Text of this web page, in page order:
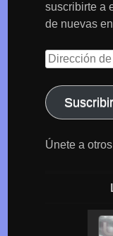
suscribirte a
de nuevas
Dirección
email
Suscribir
Únete a